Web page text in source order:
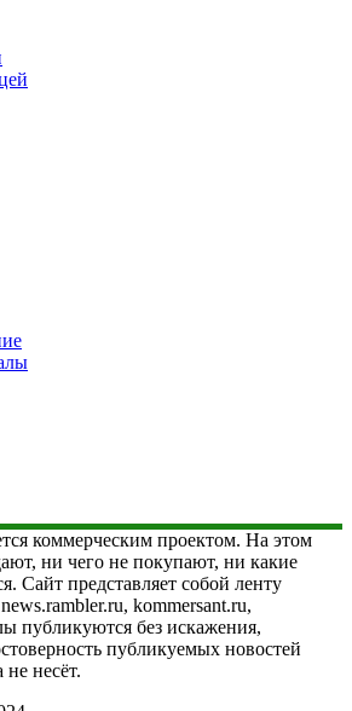
коммерческим проектом. На этом
ни чего не покупают, ни какие
Сайт представляет собой ленту
kommersant.ru,
публикуются без искажения,
публикуемых новостей
несёт.